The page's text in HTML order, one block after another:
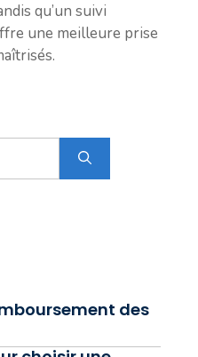
qu’un suivi
une meilleure prise
des